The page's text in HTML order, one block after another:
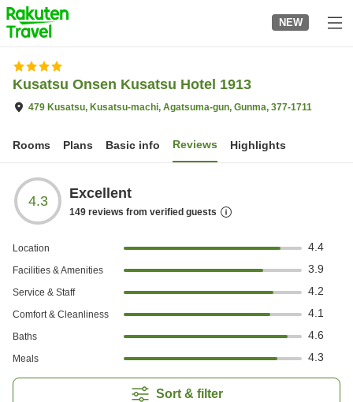
to
top
page
NEW
Kusatsu Onsen Kusatsu Hotel 1913
479 Kusatsu, Kusatsu-machi, Agatsuma-gun, Gunma, 377-1711
Rooms Plans Basic info Reviews Highlights
4.3 Excellent
149 reviews from verified guests
Location 4.4
Facilities & Amenities 3.9
Service & Staff 4.2
Comfort & Cleanliness 4.1
Baths 4.6
Meals 4.3
Sort & filter